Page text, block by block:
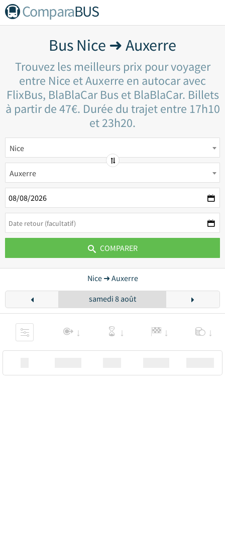
ComparaBUS
Bus Nice ➜ Auxerre
Trouvez les meilleurs prix pour voyager
entre Nice et Auxerre en autocar avec
FlixBus, BlaBlaCar Bus et BlaBlaCar. Billets
à partir de 47€. Durée du trajet entre 17h10
et 23h20.
Nice
Auxerre
COMPARER
Nice ➜ Auxerre
samedi 8 août